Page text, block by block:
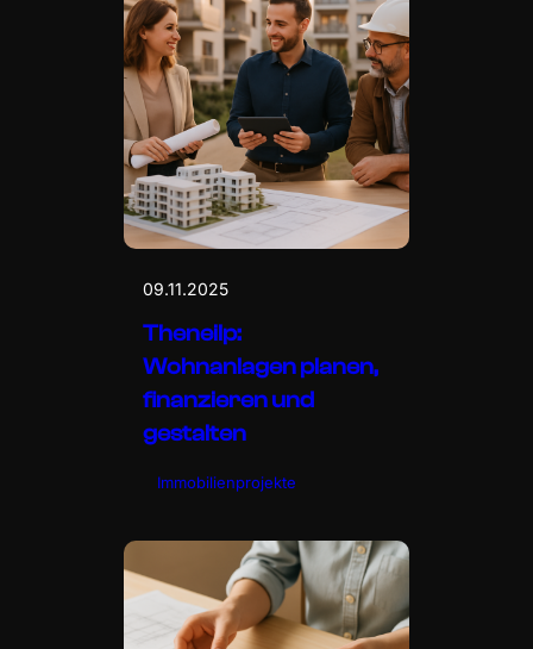
09.11.2025
Theneilp:
Wohnanlagen planen,
finanzieren und
gestalten
Immobilienprojekte